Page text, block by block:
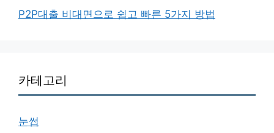
P2P대출 비대면으로 쉽고 빠른 5가지 방법
카테고리
눈썹